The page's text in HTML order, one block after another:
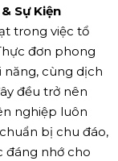
Sự Kiện
trong việc tổ
đơn phong
năng, cùng dịch
đều trở nên
nghiệp luôn
bị chu đáo,
đáng nhớ cho